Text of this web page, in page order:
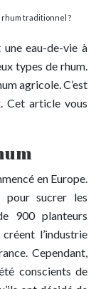
traditionnel ?
eau-de-vie à
types de rhum.
agricole. C’est
Cet article vous
en Europe.
pour sucrer les
900 planteurs
l’industrie
Cependant,
conscients de